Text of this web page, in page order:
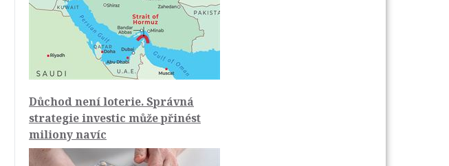
Důchod není loterie. Správná
strategie investic může přinést
miliony navíc